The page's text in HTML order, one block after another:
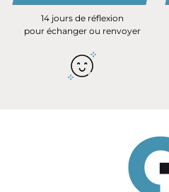
14 jours de réflexion
pour échanger ou renvoyer